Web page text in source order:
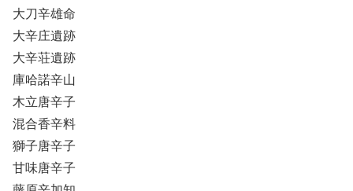
大刀辛雄命
大辛庄遺跡
大辛荘遺跡
庫哈諾辛山
木立唐辛子
混合香辛料
獅子唐辛子
甘味唐辛子